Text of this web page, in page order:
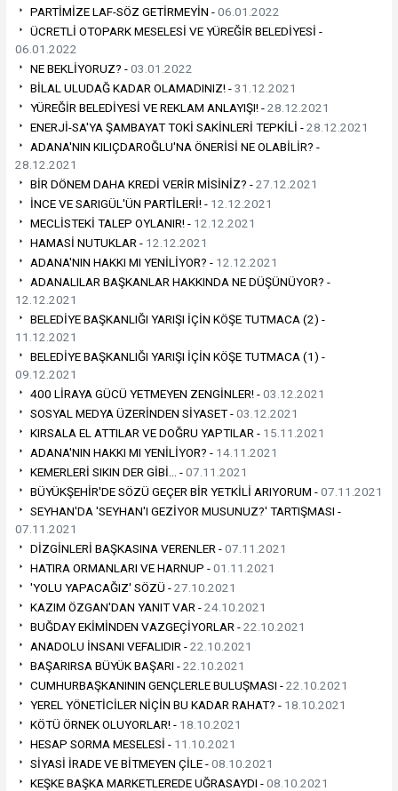
PARTİMİZE LAF-SÖZ GETİRMEYİN -06.01.2022
ÜCRETLİ OTOPARK MESELESİ VE YÜREĞİR BELEDİYESİ -
06.01.2022
NE BEKLİYORUZ? -03.01.2022
BİLAL ULUDAĞ KADAR OLAMADINIZ! -31.12.2021
YÜREĞİR BELEDİYESİ VE REKLAM ANLAYIŞI! -28.12.2021
ENERJİ-SA'YA ŞAMBAYAT TOKİ SAKİNLERİ TEPKİLİ -28.12.2021
ADANA'NIN KILIÇDAROĞLU'NA ÖNERİSİ NE OLABİLİR? -
28.12.2021
BİR DÖNEM DAHA KREDİ VERİR MİSİNİZ? -27.12.2021
İNCE VE SARIGÜL'ÜN PARTİLERİ! - 12.12.2021
MECLİSTEKİ TALEP OYLANIR! - 12.12.2021
HAMASİ NUTUKLAR - 12.12.2021
ADANA'NIN HAKKI MI YENİLİYOR? - 12.12.2021
ADANALILAR BAŞKANLAR HAKKINDA NE DÜŞÜNÜYOR? -
12.12.2021
BELEDİYE BAŞKANLIĞI YARIŞI İÇİN KÖŞE TUTMACA (2) -
11.12.2021
BELEDİYE BAŞKANLIĞI YARIŞI İÇİN KÖŞE TUTMACA (1) -
09.12.2021
400 LİRAYA GÜCÜ YETMEYEN ZENGİNLER! -03.12.2021
SOSYAL MEDYA ÜZERİNDEN SİYASET -03.12.2021
KIRSALA EL ATTILAR VE DOĞRU YAPTILAR - 15.11.2021
ADANA'NIN HAKKI MI YENİLİYOR? - 14.11.2021
KEMERLERİ SIKIN DER GİBİ… -07.11.2021
BÜYÜKŞEHİR'DE SÖZÜ GEÇER BİR YETKİLİ ARIYORUM -07.11.2021
SEYHAN'DA 'SEYHAN'I GEZİYOR MUSUNUZ?' TARTIŞMASI -
07.11.2021
DİZGİNLERİ BAŞKASINA VERENLER -07.11.2021
HATIRA ORMANLARI VE HARNUP -01.11.2021
'YOLU YAPACAĞIZ' SÖZÜ -27.10.2021
KAZIM ÖZGAN'DAN YANIT VAR -24.10.2021
BUĞDAY EKİMİNDEN VAZGEÇİYORLAR -22.10.2021
ANADOLU İNSANI VEFALIDIR -22.10.2021
BAŞARIRSA BÜYÜK BAŞARI -22.10.2021
CUMHURBAŞKANININ GENÇLERLE BULUŞMASI -22.10.2021
YEREL YÖNETİCİLER NİÇİN BU KADAR RAHAT? - 18.10.2021
KÖTÜ ÖRNEK OLUYORLAR! - 18.10.2021
HESAP SORMA MESELESİ - 11.10.2021
SİYASİ İRADE VE BİTMEYEN ÇİLE -08.10.2021
KEŞKE BAŞKA MARKETLEREDE UĞRASAYDI -08.10.2021